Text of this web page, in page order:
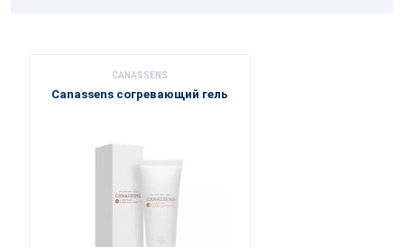
CANASSENS
Canassens согревающий гель